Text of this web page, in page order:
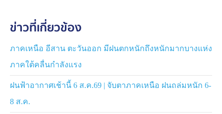
ภาคกลาง ฝนตก 70% ของพื้นที่ และมีฝนตกหนักบางแห่ง
ภาคตะวันออก ฝนตก 80% ของพื้นที่ และมีฝนตกหนักถึง
คลื่นสูงมากกว่า 2 เมตร
ข่าวที่เกี่ยวข้อง
ภาคเหนือ อีสาน ตะวันออก มีฝนตกหนักถึงหนักมากบางแห่ง
ภาคใต้คลื่นกำลังแรง
ฝนฟ้าอากาศเช้านี้ 6 ส.ค.69 | จับตาภาคเหนือ ฝนถล่มหนัก 6-
8 ส.ค.